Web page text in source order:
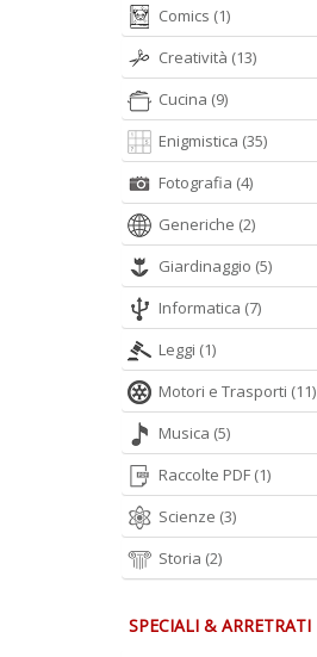
Comics (1)
Creatività (13)
Cucina (9)
Enigmistica (35)
Fotografia (4)
Generiche (2)
Giardinaggio (5)
Informatica (7)
Leggi (1)
Motori e Trasporti (11)
Musica (5)
Raccolte PDF (1)
Scienze (3)
Storia (2)
SPECIALI & ARRETRATI